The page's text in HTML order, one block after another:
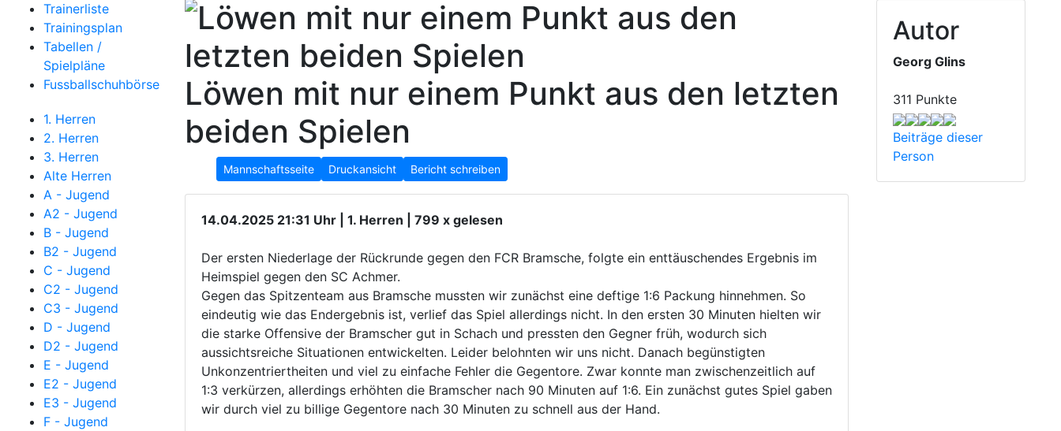
Trainerliste
Trainingsplan
Tabellen /
Spielpläne
Fussballschuhbörse
1. Herren
2. Herren
3. Herren
Alte Herren
A - Jugend
A2 - Jugend
B - Jugend
B2 - Jugend
C - Jugend
C2 - Jugend
C3 - Jugend
D - Jugend
D2 - Jugend
E - Jugend
E2 - Jugend
E3 - Jugend
F - Jugend
Löwen mit nur einem Punkt aus den letzten
beiden Spielen
Mannschaftsseite Druckansicht Bericht schreiben
14.04.2025 21:31 Uhr | 1. Herren | 799 x gelesen
Der ersten Niederlage der Rückrunde gegen den FCR Bramsche, folgte ein enttäuschendes Ergebnis im
Heimspiel gegen den SC Achmer.
Gegen das Spitzenteam aus Bramsche mussten wir zunächst eine deftige 1:6 Packung hinnehmen. So
eindeutig wie das Endergebnis ist, verlief das Spiel allerdings nicht. In den ersten 30 Minuten hielten wir
die starke Offensive der Bramscher gut in Schach und pressten den Gegner früh, wodurch sich
aussichtsreiche Situationen entwickelten. Leider belohnten wir uns nicht. Danach begünstigten
Unkonzentriertheiten und viel zu einfache Fehler die Gegentore. Zwar konnte man zwischenzeitlich auf
1:3 verkürzen, allerdings erhöhten die Bramscher nach 90 Minuten auf 1:6. Ein zunächst gutes Spiel gaben
wir durch viel zu billige Gegentore nach 30 Minuten zu schnell aus der Hand.
Autor
Georg Glins
311 Punkte
Beiträge dieser
Person